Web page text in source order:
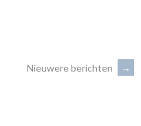
Nieuwere berichten →